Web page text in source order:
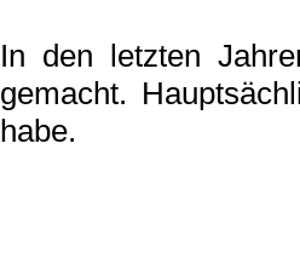
In den letzten
gemacht.
habe.